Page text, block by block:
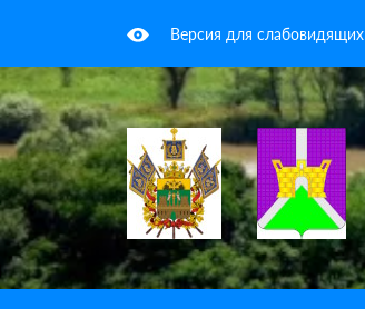
Версия для слабовидящих